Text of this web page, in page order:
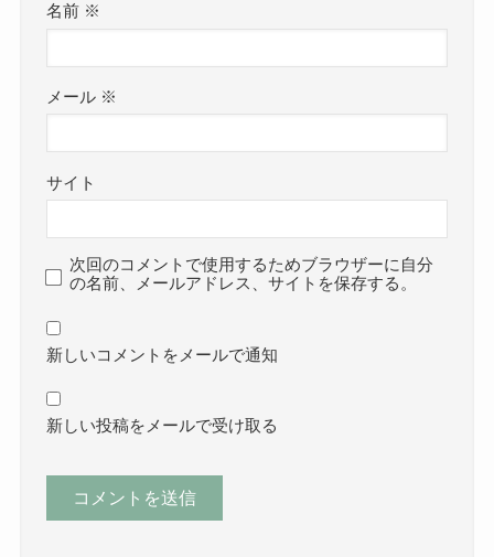
名前 ※
メール ※
サイト
次回のコメントで使用するためブラウザーに自分
の名前、メールアドレス、サイトを保存する。
新しいコメントをメールで通知
新しい投稿をメールで受け取る